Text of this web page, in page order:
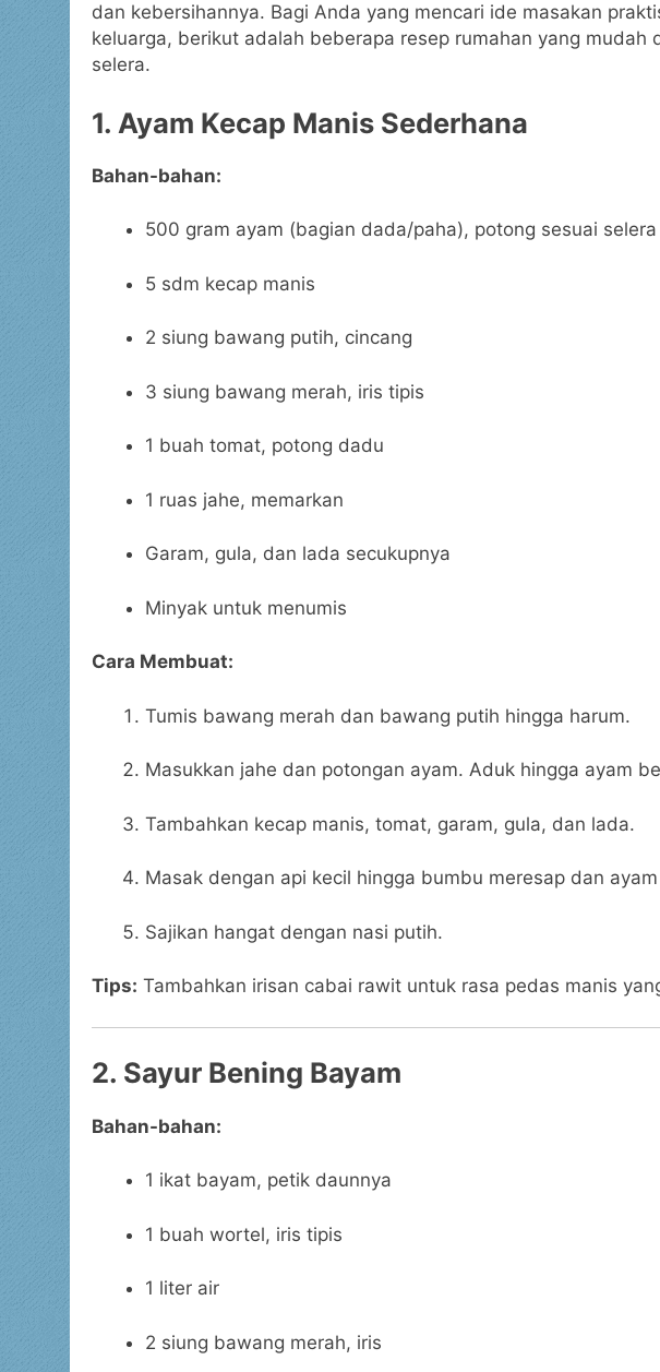
dan kebersihannya. Bagi Anda yang mencari ide masakan
keluarga, berikut adalah beberapa resep rumahan yang mudah
selera.
1. Ayam Kecap Manis Sederhana
Bahan-bahan:
500 gram ayam (bagian dada/paha), potong sesuai selera
5 sdm kecap manis
2 siung bawang putih, cincang
3 siung bawang merah, iris tipis
1 buah tomat, potong dadu
1 ruas jahe, memarkan
Garam, gula, dan lada secukupnya
Minyak untuk menumis
Cara Membuat:
Tumis bawang merah dan bawang putih hingga harum.
Masukkan jahe dan potongan ayam. Aduk hingga ayam
Tambahkan kecap manis, tomat, garam, gula, dan lada.
Masak dengan api kecil hingga bumbu meresap dan
Sajikan hangat dengan nasi putih.
Tips: Tambahkan irisan cabai rawit untuk rasa pedas manis
2. Sayur Bening Bayam
Bahan-bahan:
1 ikat bayam, petik daunnya
1 buah wortel, iris tipis
1 liter air
2 siung bawang merah, iris